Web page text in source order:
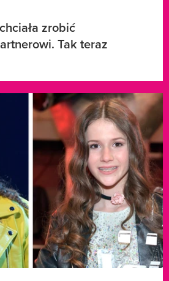
zrobić
Tak teraz